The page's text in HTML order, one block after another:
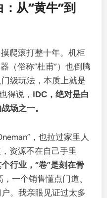
从“黄牛”到
爬滚打整十年。机柜
（俗称“杜甫”）也倒腾
级玩法，本质上就是
得说， IDC，绝对是白
场之一。
，也拉过家里人
资源不在自己手里
行业，“卷”是刻在骨
一个销售懂点门道、
。我亲眼见证过太多